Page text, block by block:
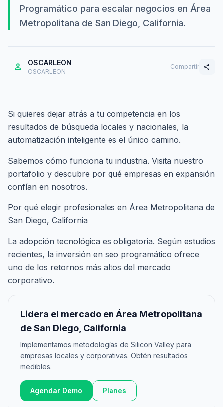
Programático para escalar negocios en Área
Metropolitana de San Diego, California.
person OSCARLEON
OSCARLEON
Compartir share
Si quieres dejar atrás a tu competencia en los
resultados de búsqueda locales y nacionales, la
automatización inteligente es el único camino.
Sabemos cómo funciona tu industria. Visita nuestro
portafolio y descubre por qué empresas en expansión
confían en nosotros.
Por qué elegir profesionales en Área Metropolitana de
San Diego, California
La adopción tecnológica es obligatoria. Según estudios
recientes, la inversión en seo programático ofrece
uno de los retornos más altos del mercado
corporativo.
Lidera el mercado en Área Metropolitana
de San Diego, California
Implementamos metodologías de Silicon Valley para
empresas locales y corporativas. Obtén resultados
medibles.
Agendar Demo Planes